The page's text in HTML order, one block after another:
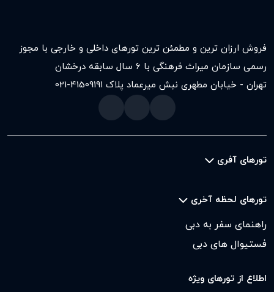
فروش ارزان ترین و مطمئن ترین تورهای داخلی و خارجی با مجوز
رسمی سازمان میراث فرهنگی با ۶ سال سابقه درخشان
تهران - خیابان مطهری نبش میرعماد پلاک ۱۹۱
021-41509
تورهای آفری
تورهای لحظه آخری
راهنمای سفر به دبی
فستیوال های دبی
اطلاع از تورهای ویژه